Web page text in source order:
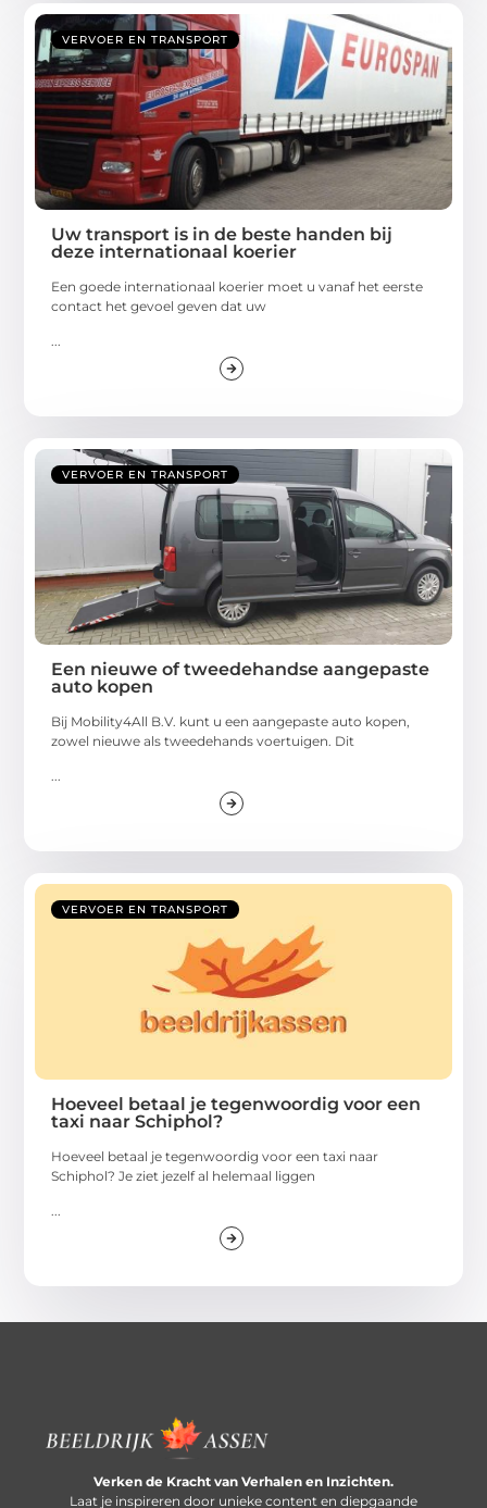
VERVOER EN TRANSPORT
Uw transport is in de beste handen bij
deze internationaal koerier
Een goede internationaal koerier moet u vanaf het eerste
contact het gevoel geven dat uw
...
VERVOER EN TRANSPORT
Een nieuwe of tweedehandse aangepaste
auto kopen
Bij Mobility4All B.V. kunt u een aangepaste auto kopen,
zowel nieuwe als tweedehands voertuigen. Dit
...
VERVOER EN TRANSPORT
Hoeveel betaal je tegenwoordig voor een
taxi naar Schiphol?
Hoeveel betaal je tegenwoordig voor een taxi naar
Schiphol? Je ziet jezelf al helemaal liggen
...
Verken de Kracht van Verhalen en Inzichten.
Laat je inspireren door unieke content en diepgaande